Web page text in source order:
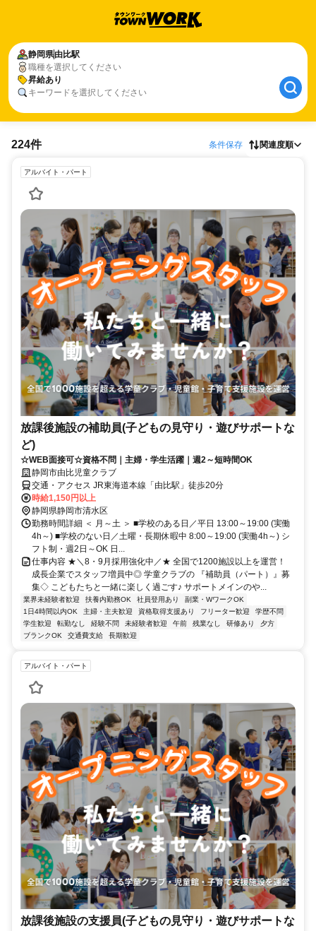
静岡県由比駅
職種を選択してください
昇給あり
キーワードを選択してください
224件 条件保存 関連度順
アルバイト・パート
放課後施設の補助員(子どもの見守り・遊びサポートな
ど)
☆WEB面接可☆資格不問｜主婦・学生活躍｜週2～短時間OK
静岡市由比児童クラブ
交通・アクセス JR東海道本線「由比駅」徒歩20分
時給1,150円以上
静岡県静岡市清水区
勤務時間詳細 ＜ 月～土 ＞ ■学校のある日／平日 13:00～19:00 (実働
4h～) ■学校のない日／土曜・長期休暇中 8:00～19:00 (実働4h～) シ
フト制・週2日～OK 日...
仕事内容 ★＼8・9月採用強化中／★ 全国で1200施設以上を運営！
成長企業でスタッフ増員中◎ 学童クラブの 『補助員（パート）』募
集◇ こどもたちと一緒に楽しく過ごす♪ サポートメインのや...
業界未経験者歓迎 扶養内勤務OK 社員登用あり
副業・WワークOK
1日4時間以内OK
主婦・主夫歓迎 資格取得支援あり フリーター歓迎
学歴不問
学生歓迎
転勤なし 経験不問 未経験者歓迎 午前 残業なし 研修あり
夕方
ブランクOK
交通費支給 長期歓迎
アルバイト・パート
放課後施設の支援員(子どもの見守り・遊びサポートな